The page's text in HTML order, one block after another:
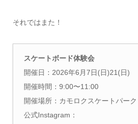
それではまた！
スケートボード体験会
開催日：2026年6月7日(日)21(日)
開催時間：9:00〜11:00
開催場所：カモロクスケートパーク
公式Instagram：